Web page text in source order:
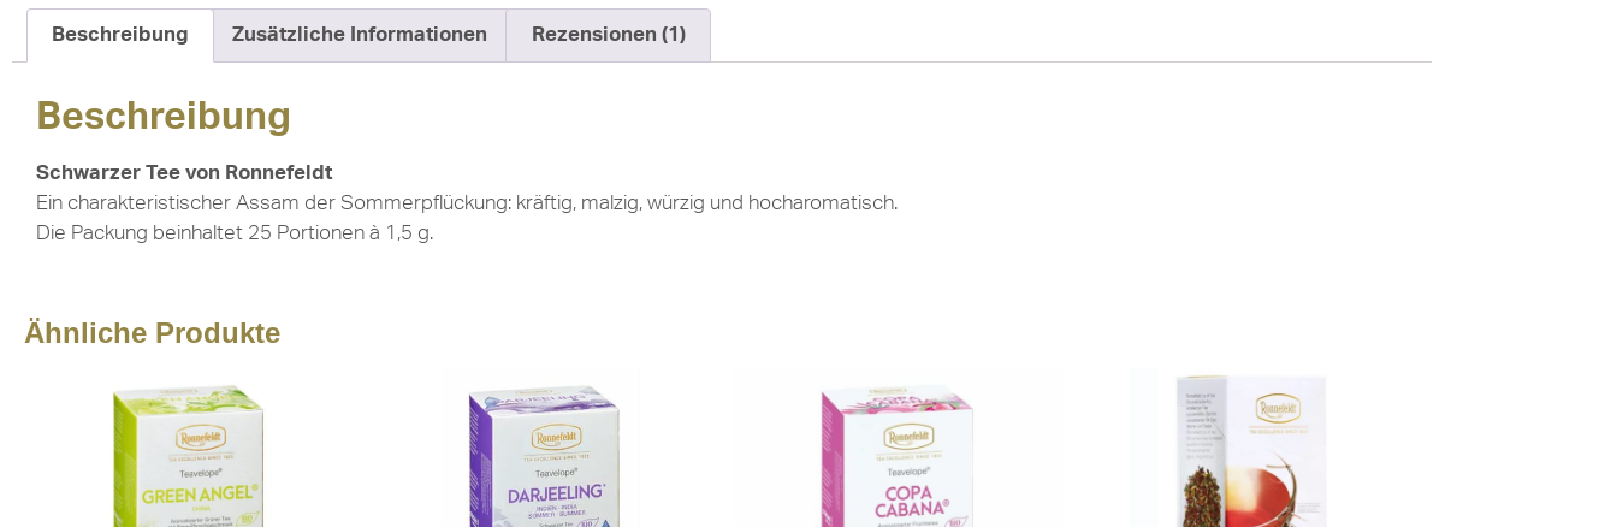
Beschreibung Zusätzliche Informationen Rezensionen (1)
Beschreibung
Schwarzer Tee von Ronnefeldt
Ein charakteristischer Assam der Sommerpflückung: kräftig, malzig, würzig und hocharomatisch.
Die Packung beinhaltet 25 Portionen à 1,5 g.
Ähnliche Produkte